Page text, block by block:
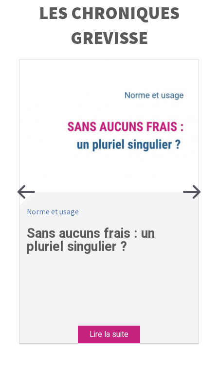
LES CHRONIQUES
GREVISSE
Previous
Norme et usage
Sans aucuns frais : un
pluriel singulier ?
Lire la suite
Next